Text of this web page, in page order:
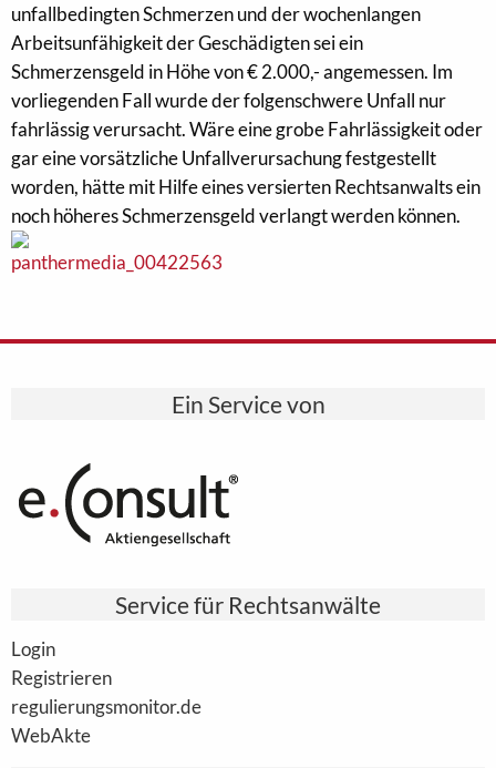
unfallbedingten Schmerzen und der wochenlangen
Arbeitsunfähigkeit der Geschädigten sei ein
Schmerzensgeld in Höhe von € 2.000,- angemessen. Im
vorliegenden Fall wurde der folgenschwere Unfall nur
fahrlässig verursacht. Wäre eine grobe Fahrlässigkeit oder
gar eine vorsätzliche Unfallverursachung festgestellt
worden, hätte mit Hilfe eines versierten Rechtsanwalts ein
noch höheres Schmerzensgeld verlangt werden können.
Ein Service von
Service für Rechtsanwälte
Login
Registrieren
regulierungsmonitor.de
WebAkte